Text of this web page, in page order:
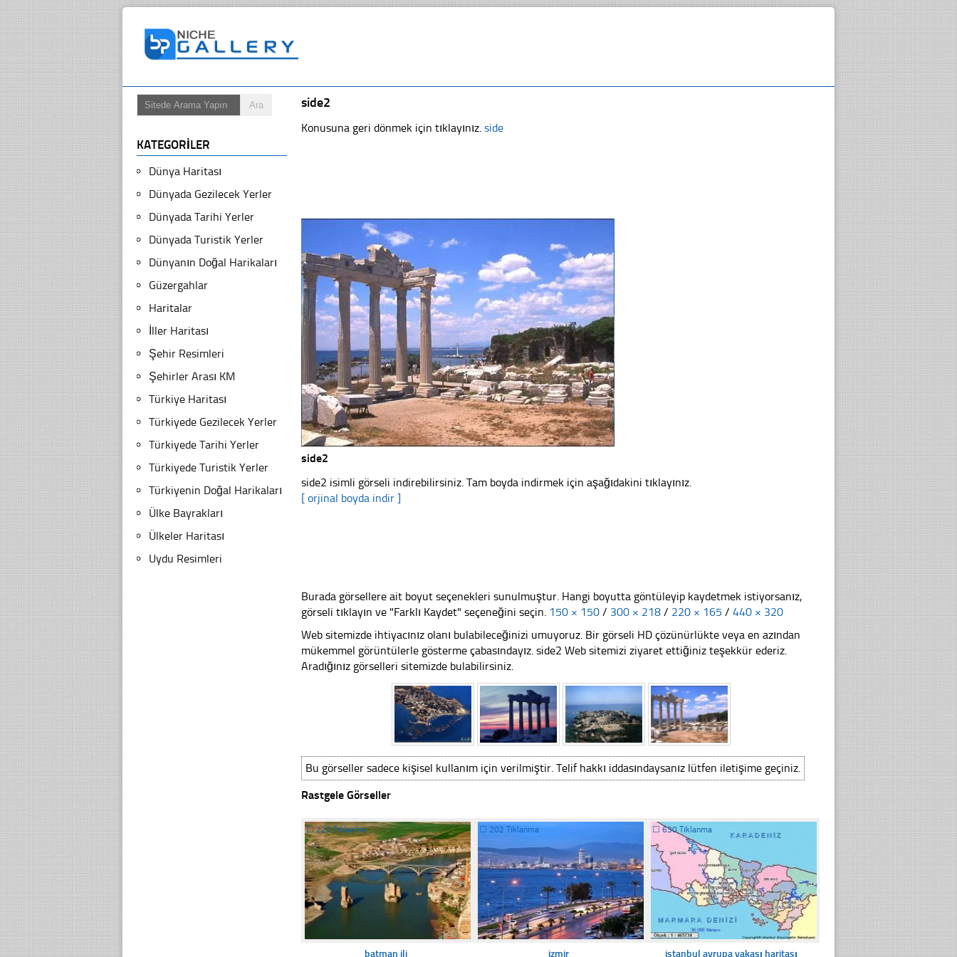
side2
Konusuna geri dönmek için tıklayınız.side
side2
side2 isimli görseli indirebilirsiniz. Tam boyda indirmek için aşağıdakini tıklayınız.
[ orjinal boyda indir ]
Burada görsellere ait boyut seçenekleri sunulmuştur. Hangi boyutta göntüleyip kaydetmek istiyorsanız,
görseli tıklayın ve "Farklı Kaydet" seçeneğini seçin. 150 × 150 / 300 × 218 / 220 × 165 / 440 × 320
Web sitemizde ihtiyacınız olanı bulabileceğinizi umuyoruz. Bir görseli HD çözünürlükte veya en azından
mükemmel görüntülerle gösterme çabasındayız. side2 Web sitemizi ziyaret ettiğiniz teşekkür ederiz.
Aradığınız görselleri sitemizde bulabilirsiniz.
Bu görseller sadece kişisel kullanım için verilmiştir. Telif hakkı iddasındaysanız lütfen iletişime geçiniz.
Rastgele Görseller
☐222 Tıklanma
batman ili
☐ 202 Tıklanma
izmir
☐ 630 Tıklanma
istanbul avrupa yakası haritası
KATEGORILER
Dünya Haritası
Dünyada Gezilecek Yerler
Dünyada Tarihi Yerler
Dünyada Turistik Yerler
Dünyanın Doğal Harikaları
Güzergahlar
Haritalar
İller Haritası
Şehir Resimleri
Şehirler Arası KM
Türkiye Haritası
Türkiyede Gezilecek Yerler
Türkiyede Tarihi Yerler
Türkiyede Turistik Yerler
Türkiyenin Doğal Harikaları
Ülke Bayrakları
Ülkeler Haritası
Uydu Resimleri